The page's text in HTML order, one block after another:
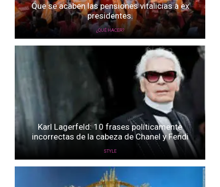
Que se acaben las pensiones vitalicias a ex
presidentes.
¿QUÉ HACER?
Karl Lagerfeld: 10 frases políticamente
incorrectas de la cabeza de Chanel y Fendi
STYLE